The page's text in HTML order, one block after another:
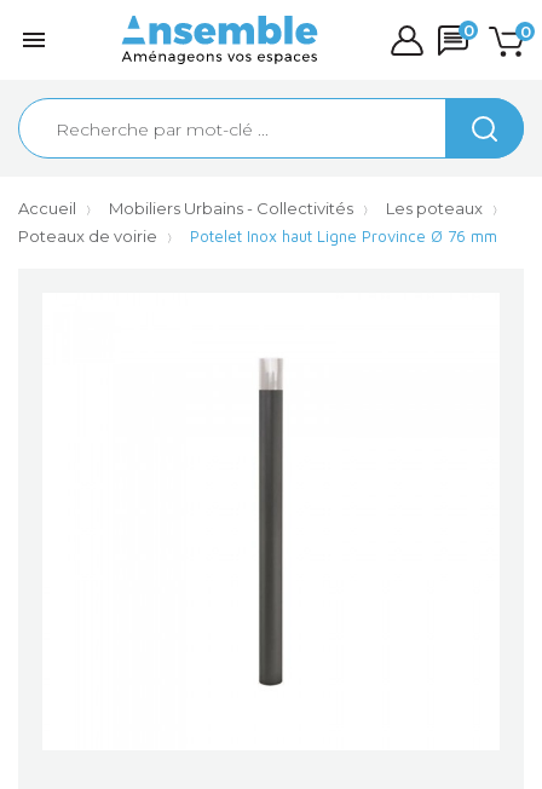
 0
0
Accueil Mobiliers Urbains - Collectivités
Les poteaux
Poteaux de voirie
Potelet Inox haut Ligne Province Ø 76 mm